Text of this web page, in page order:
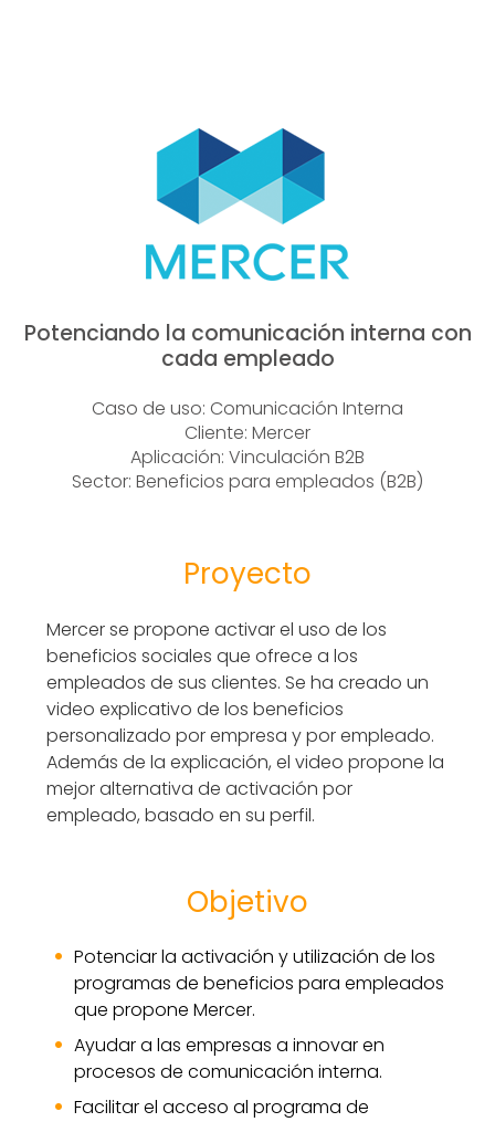
Potenciando la comunicación interna con
cada empleado
Caso de uso: Comunicación Interna
Cliente: Mercer
Aplicación: Vinculación B2B
Sector: Beneficios para empleados (B2B)
Proyecto
Mercer se propone activar el uso de los
beneficios sociales que ofrece a los
empleados de sus clientes. Se ha creado un
video explicativo de los beneficios
personalizado por empresa y por empleado.
Además de la explicación, el video propone la
mejor alternativa de activación por
empleado, basado en su perfil.
Objetivo
Potenciar la activación y utilización de los
programas de beneficios para empleados
que propone Mercer.
Ayudar a las empresas a innovar en
procesos de comunicación interna.
Facilitar el acceso al programa de